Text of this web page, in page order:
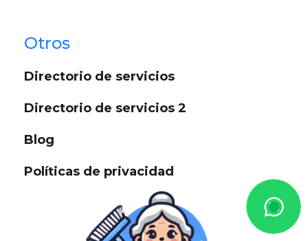
Otros
Directorio de servicios
Directorio de servicios 2
Blog
Políticas de privacidad